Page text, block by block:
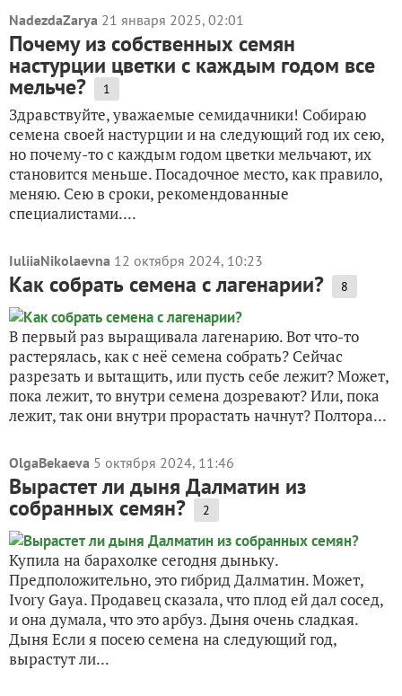
NadezdaZarya 21 января 2025, 02:01
Почему из собственных семян
настурции цветки с каждым годом все
мельче? 1
Здравствуйте, уважаемые семидачники! Собираю
семена своей настурции и на следующий год их сею,
но почему-то с каждым годом цветки мельчают, их
становится меньше. Посадочное место, как правило,
меняю. Сею в сроки, рекомендованные
специалистами....
IuliiaNikolaevna 12 октября 2024, 10:23
Как собрать семена с лагенарии? 8
В первый раз выращивала лагенарию. Вот что-то
растерялась, как с неё семена собрать? Сейчас
разрезать и вытащить, или пусть себе лежит? Может,
пока лежит, то внутри семена дозревают? Или, пока
лежит, так они внутри прорастать начнут? Полтора...
OlgaBekaeva 5 октября 2024, 11:46
Вырастет ли дыня Далматин из
собранных семян? 2
Купила на барахолке сегодня дыньку.
Предположительно, это гибрид Далматин. Может,
Ivory Gaya. Продавец сказала, что плод ей дал сосед,
и она думала, что это арбуз. Дыня очень сладкая.
Дыня Если я посею семена на следующий год,
вырастут ли...